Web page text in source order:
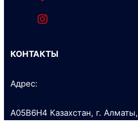
КОНТАКТЫ
Адрес:
A05B6H4 Казахстан, г. Алматы,